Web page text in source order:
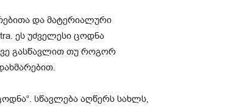
და მატერიალური
ეს უძველესი ცოდნა
გასწავლით თუ როგორ
სწავლება აღწერს სახლს,